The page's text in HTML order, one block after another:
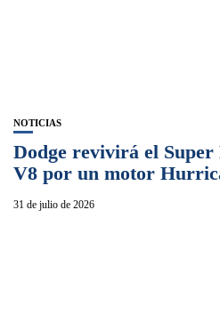
NOTICIAS
Dodge revivirá el
V8 por un motor
31 de julio de 2026